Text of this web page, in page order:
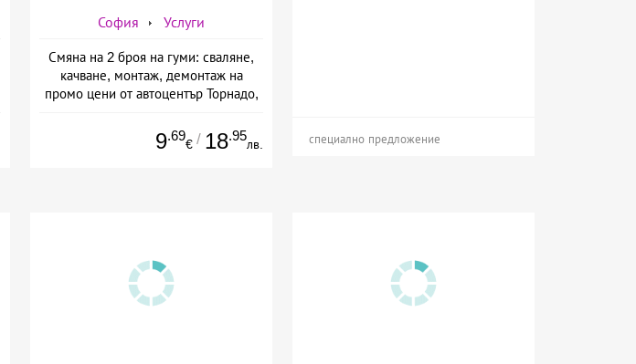
София Услуги
Смяна на 2 броя на гуми: сваляне,
качване, монтаж, демонтаж на
промо цени от автоцентър Торнадо,
9.69
€ / 18.95
лв. специално предложение